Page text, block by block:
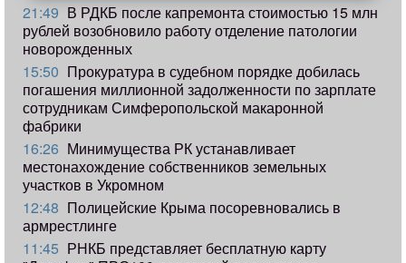
21:49 В РДКБ после капремонта стоимостью 15 млн
рублей возобновило работу отделение патологии
новорожденных
15:50 Прокуратура в судебном порядке добилась
погашения миллионной задолженности по зарплате
сотрудникам Симферопольской макаронной
фабрики
16:26 Минимущества РК устанавливает
местонахождение собственников земельных
участков в Укромном
12:48 Полицейские Крыма посоревновались в
армрестлинге
11:45 РНКБ представляет бесплатную карту